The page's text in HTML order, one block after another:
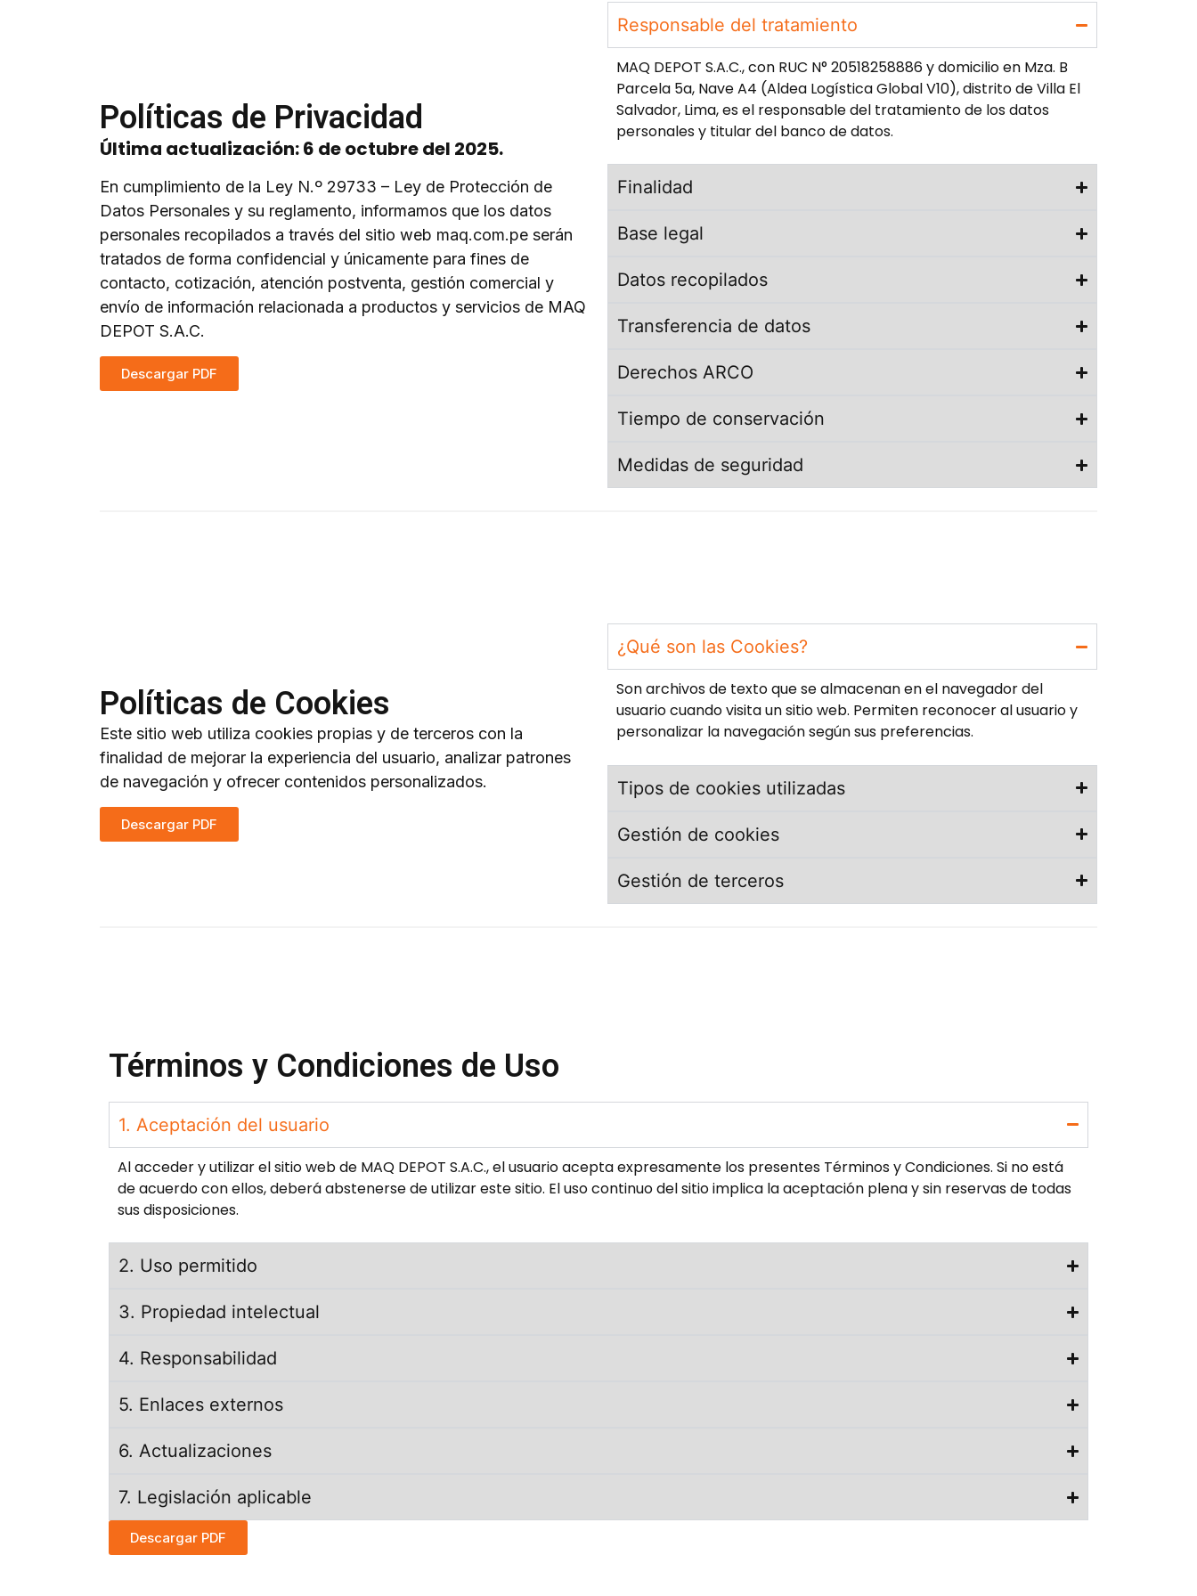
Políticas de Privacidad
Última actualización: 6 de octubre del 2025.
En cumplimiento de la Ley N.º 29733 – Ley de Protección de
Datos Personales y su reglamento, informamos que los datos
personales recopilados a través del sitio web maq.com.pe serán
tratados de forma confidencial y únicamente para fines de
contacto, cotización, atención postventa, gestión comercial y
envío de información relacionada a productos y servicios de MAQ
DEPOT S.A.C.
Descargar PDF
Responsable del tratamiento
MAQ DEPOT S.A.C., con RUC N° 20518258886 y domicilio en Mza. B
Parcela 5a, Nave A4 (Aldea Logística Global V10), distrito de Villa El
Salvador, Lima, es el responsable del tratamiento de los datos
personales y titular del banco de datos.
Finalidad
Base legal
Datos recopilados
Transferencia de datos
Derechos ARCO
Tiempo de conservación
Medidas de seguridad
Políticas de Cookies
Este sitio web utiliza cookies propias y de terceros con la
finalidad de mejorar la experiencia del usuario, analizar patrones
de navegación y ofrecer contenidos personalizados.
Descargar PDF
¿Qué son las Cookies?
Son archivos de texto que se almacenan en el navegador del
usuario cuando visita un sitio web. Permiten reconocer al usuario y
personalizar la navegación según sus preferencias.
Tipos de cookies utilizadas
Gestión de cookies
Gestión de terceros
Términos y Condiciones de Uso
1. Aceptación del usuario
Al acceder y utilizar el sitio web de MAQ DEPOT S.A.C., el usuario acepta expresamente los presentes Términos y Condiciones. Si no está
de acuerdo con ellos, deberá abstenerse de utilizar este sitio. El uso continuo del sitio implica la aceptación plena y sin reservas de todas
sus disposiciones.
2. Uso permitido
3. Propiedad intelectual
4. Responsabilidad
5. Enlaces externos
6. Actualizaciones
7. Legislación aplicable
Descargar PDF